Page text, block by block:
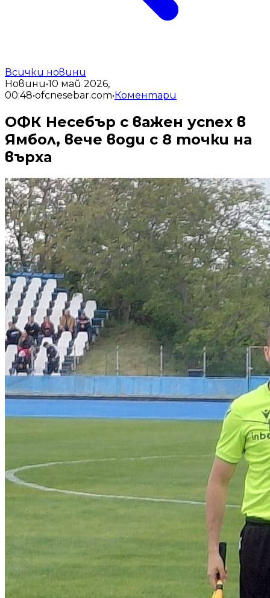
Всички новини
Новини•10 май 2026,
00:48•ofcnesebar.com•Коментари
ОФК Несебър с важен успех в
Ямбол, вече води с 8 точки на
върха